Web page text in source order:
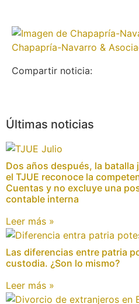
Chapapría-Navarro &
Compartir noticia:
Últimas noticias
Dos años después, la
el TJUE reconoce la
Cuentas y no excluye una
contable interna
Leer más »
Las diferencias entre patria
custodia. ¿Son lo mismo?
Leer más »